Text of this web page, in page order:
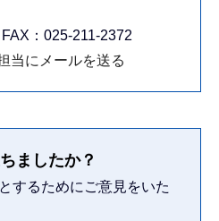
：025-211-2372
当にメールを送る
ましたか？
するためにご意見をいた